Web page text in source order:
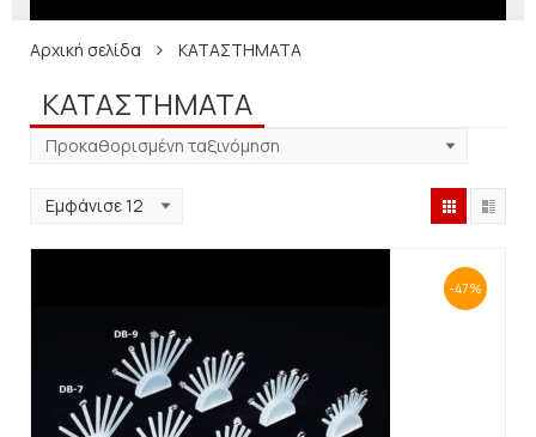
Αρχική σελίδα ΚΑΤΑΣΤΗΜΑΤΑ
ΚΑΤΑΣΤΗΜΑΤΑ
-47%